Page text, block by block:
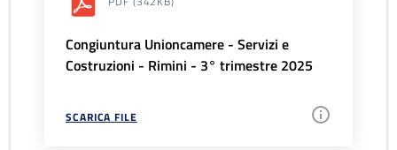
Congiuntura Unioncamere - Servizi e
Costruzioni - Rimini - 3° trimestre 2025
SCARICA FILE